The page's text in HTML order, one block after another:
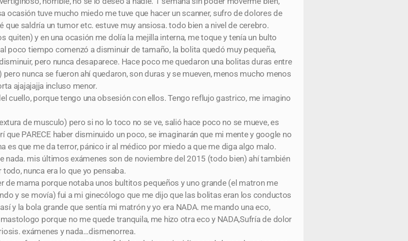
ocasión tuve mucho miedo me tuve que hacer un scanner, sufro de dolores de
que saldría un tumor etc. estuve muy ansiosa. todo bien a nivel de cerebro.
quiten) y en una ocasión me dolía la mejilla interna, me toque y tenía un bulto
poco tiempo comenzó a disminuir de tamaño, la bolita quedó muy pequeña,
pero nunca desaparece. Hace poco me quedaron una bolitas duras entre
nunca se fueron ahí quedaron, son duras y se mueven, menos mucho menos
ajajajajja incluso menor.
cuello, porque tengo una obsesión con ellos. Tengo reflujo gastrico, me imagino
de musculo) pero si no lo toco no se ve, salió hace poco no se mueve, es
que PARECE haber disminuido un poco, se imaginarán que mi mente y google no
es que me da terror, pánico ir al médico por miedo a que me diga algo malo.
nada. mis últimos exámenes son de noviembre del 2015 (todo bien) ahí también
nunca era lo que yo pensaba.
de mama porque notaba unos bultitos pequeños y uno grande (el matron me
y se movía) fui a mi ginecólogo que me dijo que las bolitas eran los conductos
y la bola grande que sentía mi matrón y yo era NADA. me mando una eco,
porque no me quede tranquila, me hizo otra eco y NADA,Sufría de dolor
exámenes y nada…dismenorrea.